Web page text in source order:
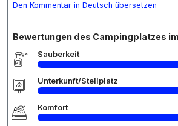
Den Kommentar in Deutsch übersetzen
Bewertungen des Campingplatzes
Sauberkeit
Unterkunft/Stellplatz
Komfort